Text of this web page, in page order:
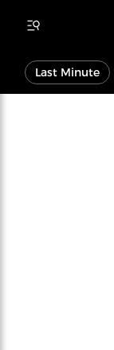
Last Minute